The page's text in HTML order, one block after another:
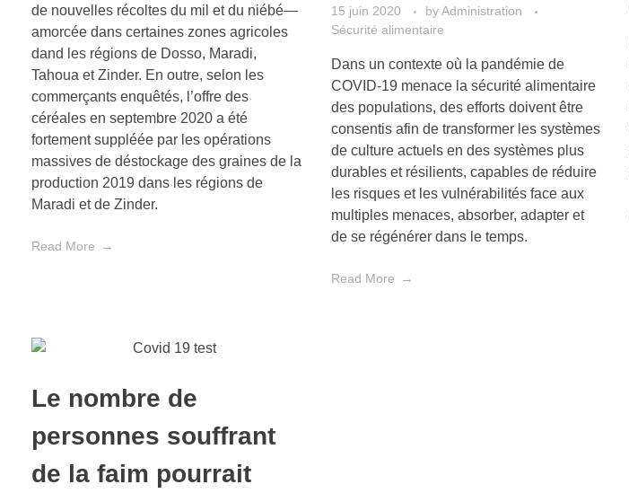
de nouvelles récoltes du mil et du niébé—
amorcée dans certaines zones agricoles
dand les régions de Dosso, Maradi,
Tahoua et Zinder. En outre, selon les
commerçants enquêtés, l’offre des
céréales en septembre 2020 a été
fortement suppléée par les opérations
massives de déstockage des graines de la
production 2019 dans les régions de
Maradi et de Zinder.
Read More
15 juin 2020 by Administration
Sécurité alimentaire
Dans un contexte où la pandémie de
COVID-19 menace la sécurité alimentaire
des populations, des efforts doivent être
consentis afin de transformer les systèmes
de culture actuels en des systèmes plus
durables et résilients, capables de réduire
les risques et les vulnérabilités face aux
multiples menaces, absorber, adapter et
de se régénérer dans le temps.
Read More
Le nombre de
personnes souffrant
de la faim pourrait